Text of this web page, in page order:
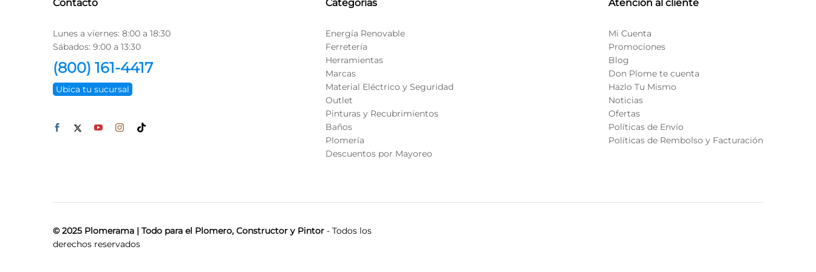
Contacto
Lunes a viernes: 8:00 a 18:30
Sábados: 9:00 a 13:30
(800) 161-4417
Ubica tu sucursal
Categorías
Energía Renovable
Ferretería
Herramientas
Marcas
Material Eléctrico y Seguridad
Outlet
Pinturas y Recubrimientos
Baños
Plomería
Descuentos por Mayoreo
Atención al cliente
Mi Cuenta
Promociones
Blog
Don Plome te cuenta
Hazlo Tu Mismo
Noticias
Ofertas
Políticas de Envío
Políticas de Rembolso y Facturación
© 2025 Plomerama | Todo para el Plomero, Constructor y Pintor - Todos los
derechos reservados